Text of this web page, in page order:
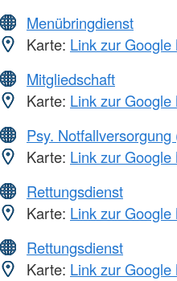
Menübringdienst
Karte: Link zur
Mitgliedschaft
Karte: Link zur
Psy. Notfallversorgung
Karte: Link zur
Rettungsdienst
Karte: Link zur
Rettungsdienst
Karte: Link zur